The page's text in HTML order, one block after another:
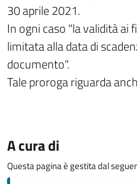
30 aprile 2021.
In ogni caso "la validità ai
limitata alla data di
documento".
Tale proroga riguarda
A cura di
Questa pagina è gestita dal